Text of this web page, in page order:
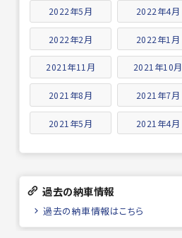
2022年5月 2022年4月
2022年2月 2022年1月
2021年11月 2021年10月
2021年8月 2021年7月
2021年5月 2021年4月
過去の納車情報
過去の納車情報はこちら